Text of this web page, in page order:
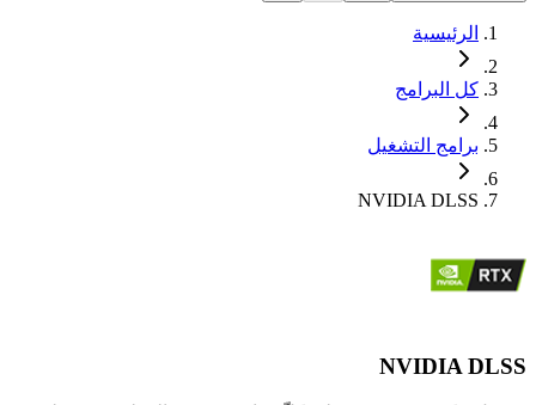
الرئيسية
كل البرامج
برامج التشغيل
NVIDIA DLSS
NVIDIA DLSS